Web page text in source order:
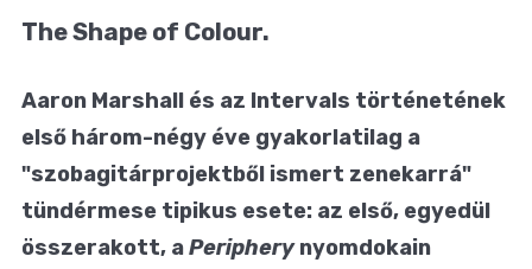
The Shape of Colour.
Aaron Marshall és az Intervals történetének
első három-négy éve gyakorlatilag a
"szobagitárprojektből ismert zenekarrá"
tündérmese tipikus esete: az első, egyedül
összerakott, aPeripherynyomdokain